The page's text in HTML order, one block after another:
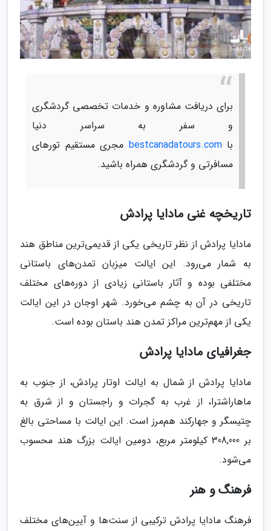
برای دریافت مشاوره و خدمات تخصصی گردشگری
و سفر به سراسر دنیا
باbestcanadatours.com مجری مستقیم تورهای
مسافرتی و گردشگری همراه باشید.
تاریخچه غنی مادایا پرادش
مادایا پرادش از نظر تاریخی یکی از قدیمی‌ترین مناطق هند
به شمار می‌رود. این ایالت میزبان تمدن‌های باستانی
مختلفی بوده و آثار باستانی زیادی از دوره‌های مختلف
تاریخی در آن به چشم می‌خورد. شهر اوجان در این ایالت
یکی از مهم‌ترین مراکز تمدن هند باستان بوده است.
جغرافیای مادایا پرادش
مادایا پرادش از شمال به ایالت اوتار پرادش، از جنوب به
ماهاراشترا، از غرب به گجرات و راجستان و از شرق به
چتیسگر و جهارکند هم‌مرز است. این ایالت با مساحتی بالغ
بر 308,000 کیلومتر مربع، دومین ایالت بزرگ هند محسوب
می‌شود.
فرهنگ و هنر
فرهنگ مادایا پرادش ترکیبی از سنت‌ها و آیین‌های مختلف